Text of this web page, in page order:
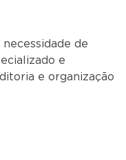
de
e
e organização